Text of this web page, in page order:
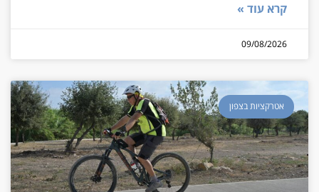
קרא עוד »
09/08/2026
אטרקציות בצפון